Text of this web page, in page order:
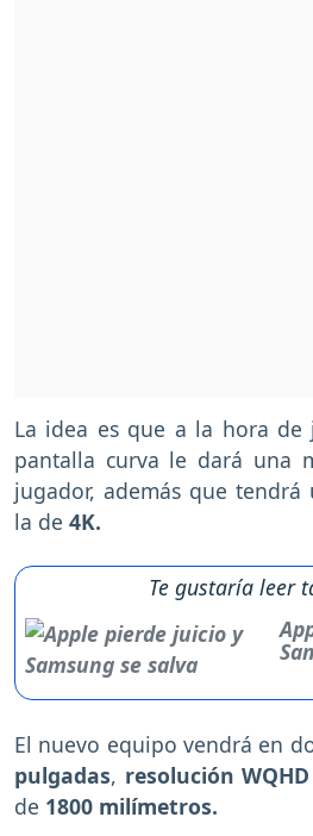
La idea es que a la hora
pantalla curva le dará una
jugador, además que
la de 4K.
Te gustaría leer
El nuevo equipo vendrá en
pulgadas, resolución WQHD
de 1800 milímetros.